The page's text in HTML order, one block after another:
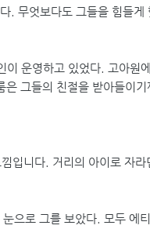
. 무엇보다도 그들을 힘들게
이 운영하고 있었다. 고아원
그들의 친절을 받아들이기
입니다. 거리의 아이로 자라
으로 그를 보았다. 모두 에티